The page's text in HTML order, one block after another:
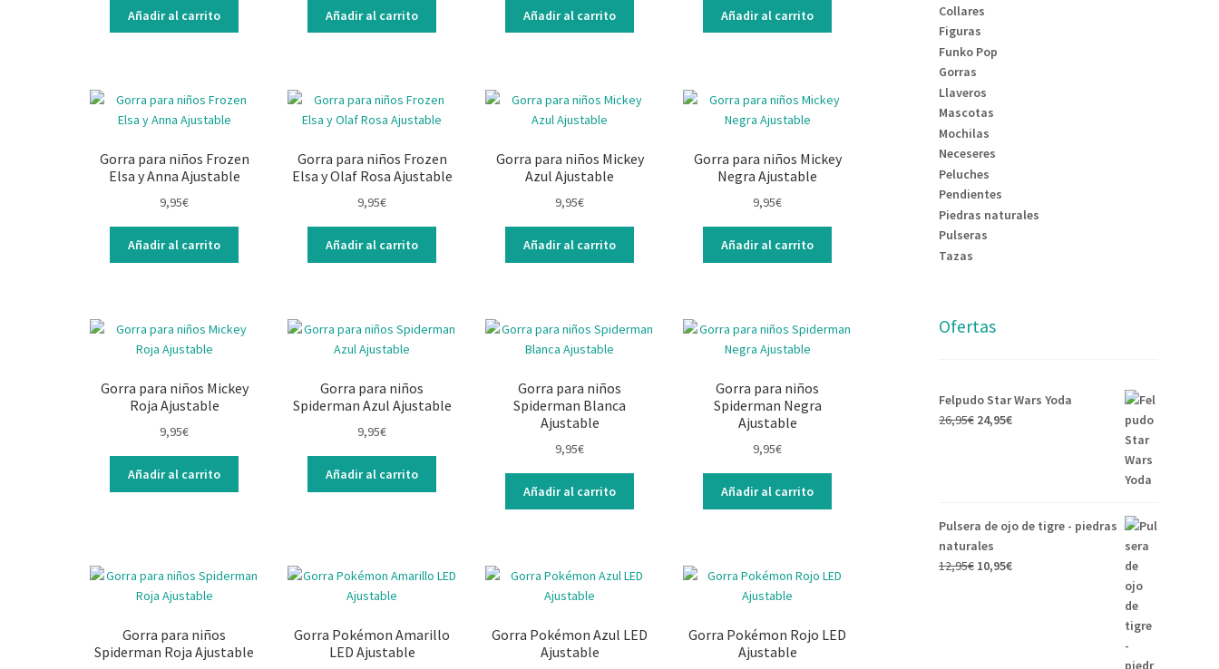
Añadir al carrito Añadir al carrito Añadir al carrito Añadir al carrito
Gorra para niños Frozen
Elsa y Anna Ajustable
9,95€
Añadir al carrito
Gorra para niños Frozen
Elsa y Olaf Rosa Ajustable
9,95€
Añadir al carrito
Gorra para niños Mickey
Azul Ajustable
9,95€
Añadir al carrito
Gorra para niños Mickey
Negra Ajustable
9,95€
Añadir al carrito
Gorra para niños Mickey
Roja Ajustable
9,95€
Añadir al carrito
Gorra para niños
Spiderman Azul Ajustable
9,95€
Añadir al carrito
Gorra para niños
Spiderman Blanca
Ajustable
9,95€
Añadir al carrito
Gorra para niños
Spiderman Negra
Ajustable
9,95€
Añadir al carrito
Gorra para niños
Spiderman Roja Ajustable
Gorra Pokémon Amarillo
LED Ajustable
Gorra Pokémon Azul LED
Ajustable
Gorra Pokémon Rojo LED
Ajustable
Collares
Figuras
Funko Pop
Gorras
Llaveros
Mascotas
Mochilas
Neceseres
Peluches
Pendientes
Piedras naturales
Pulseras
Tazas
Ofertas
Felpudo Star Wars Yoda
26,95€ 24,95€
Pulsera de ojo de tigre - piedras
naturales
12,95€ 10,95€